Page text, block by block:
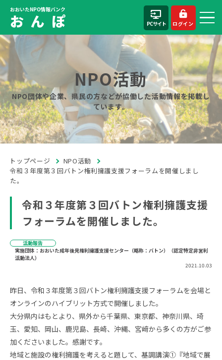
おおいたNPO情報バンク
お ん ぽ PCサイト ログイン
NPO活動
NPO団体や企業、県民の方などが協働した活動情報を掲載し
ています。
トップページ
NPO活動
令和３年度第３回バトン権利擁護支援フォーラムを開催しまし
た。
令和３年度第３回バトン権利擁護支援
フォーラムを開催しました。
活動報告
実施団体：おおいた成年後見権利擁護支援センター（略称：バトン）（認定特定非営利
活動法人）
2021.10.03
昨日、令和３年度第３回バトン権利擁護支援フォーラムを会場と
オンラインのハイブリット方式で開催しました。
大分県内はもとより、県外から千葉県、東京都、神奈川県、埼
玉、愛知、岡山、鹿児島、長崎、沖縄、宮﨑から多くの方がご参
加くださいました。感謝です。
地域と施設の権利擁護を考えると題して、基調講演①『地域で展